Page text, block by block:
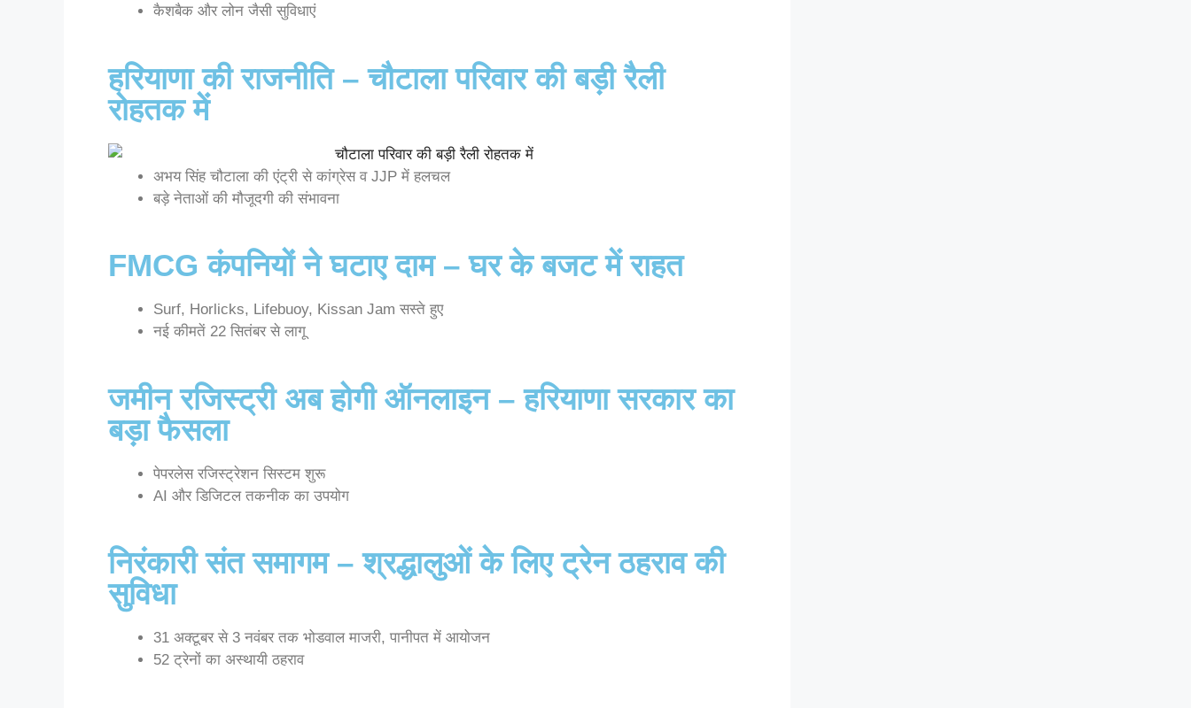
कैशबैक और लोन जैसी सुविधाएं
हरियाणा की राजनीति – चौटाला परिवार की बड़ी रैली
रोहतक में
अभय सिंह चौटाला की एंट्री से कांग्रेस व JJP में हलचल
बड़े नेताओं की मौजूदगी की संभावना
FMCG कंपनियों ने घटाए दाम – घर के बजट में राहत
Surf, Horlicks, Lifebuoy, Kissan Jam सस्ते हुए
नई कीमतें 22 सितंबर से लागू
जमीन रजिस्ट्री अब होगी ऑनलाइन – हरियाणा सरकार का
बड़ा फैसला
पेपरलेस रजिस्ट्रेशन सिस्टम शुरू
AI और डिजिटल तकनीक का उपयोग
निरंकारी संत समागम – श्रद्धालुओं के लिए ट्रेन ठहराव की
सुविधा
31 अक्टूबर से 3 नवंबर तक भोडवाल माजरी, पानीपत में आयोजन
52 ट्रेनों का अस्थायी ठहराव